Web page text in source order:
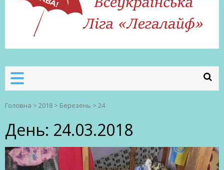
Головна > 2018 > Березень > 24
День: 24.03.2018